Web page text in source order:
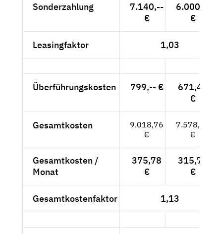
Sonderzahlung
7.140,--
€
6.000,--
€
Leasingfaktor 1,03
Überführungskosten 799,-- €
671,43
€
Gesamtkosten
9.018,76
€
7.578,79
€
Gesamtkosten /
Monat
375,78
€
315,78
€
Gesamtkostenfaktor 1,13